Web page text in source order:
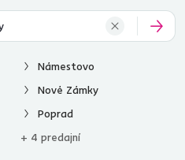
Námestovo
Nové Zámky
Poprad
+ 4 predajní